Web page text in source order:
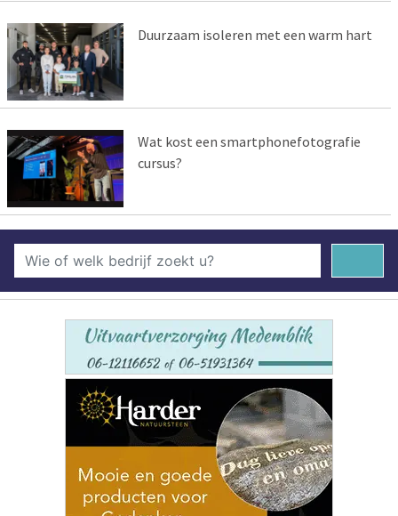
Duurzaam isoleren met een warm hart
Wat kost een smartphonefotografie
cursus?